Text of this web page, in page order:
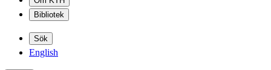
Bibliotek
Sök
English